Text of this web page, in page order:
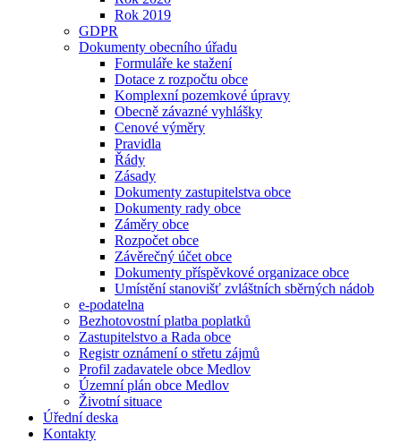
Rok 2019
GDPR
Dokumenty obecního úřadu
Formuláře ke stažení
Dotace z rozpočtu obce
Komplexní pozemkové úpravy
Obecně závazné vyhlášky
Cenové výměry
Pravidla
Řády
Zásady
Dokumenty zastupitelstva obce
Dokumenty rady obce
Záměry obce
Rozpočet obce
Závěrečný účet obce
Dokumenty příspěvkové organizace obce
Umístění stanovišť zvláštních sběrných nádob
e-podatelna
Bezhotovostní platba poplatků
Zastupitelstvo a Rada obce
Registr oznámení o střetu zájmů
Profil zadavatele obce Medlov
Územní plán obce Medlov
Životní situace
Úřední deska
Kontakty